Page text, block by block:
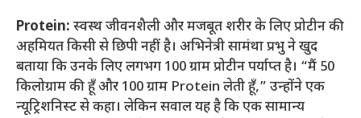
Protein: स्वस्थ जीवनशैली और मजबूत शरीर के लिए प्रोटीन की
अहमियत किसी से छिपी नहीं है। अभिनेत्री सामंथा प्रभु ने खुद
बताया कि उनके लिए लगभग 100 ग्राम प्रोटीन पर्याप्त है। “मैं 50
किलोग्राम की हूँ और 100 ग्राम Protein लेती हूँ,” उन्होंने एक
न्यूट्रिशनिस्ट से कहा। लेकिन सवाल यह है कि एक सामान्य